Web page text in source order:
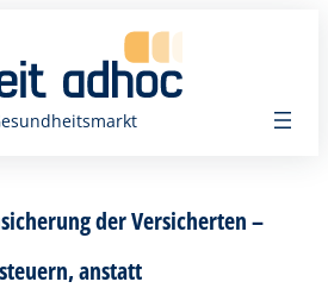
der Versicherten –
anstatt